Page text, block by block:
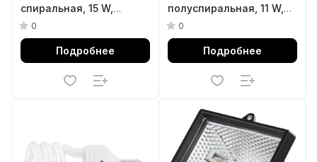
спиральная, 15 W,
2700K, E14, 8000ч Stern
0
Подробнее
полуспиральная, 11 W,
2700K, E27, 8000ч Stern
0
Подробнее